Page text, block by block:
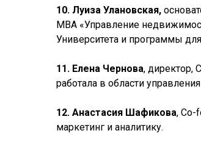
10. Луиза Улановская,
МВА «Управление
Университета и программы
11. Елена Чернова, директор,
работала в области
12. Анастасия Шафикова, Со-
маркетинг и аналитику.